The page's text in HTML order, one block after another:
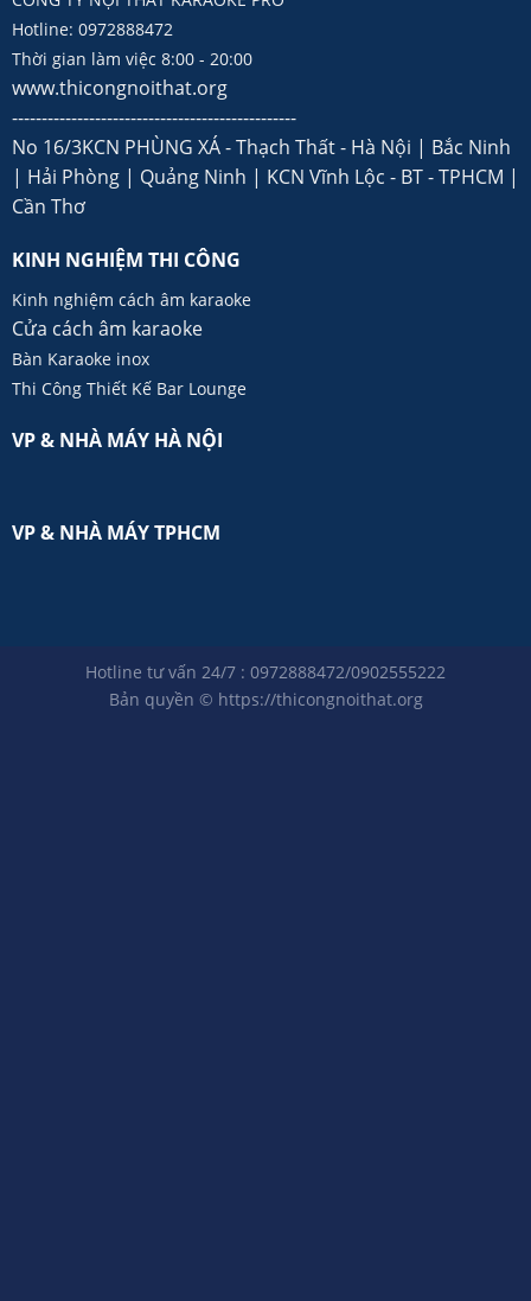
Hotline: 0972888472
Thời gian làm việc 8:00 - 20:00
www.thicongnoithat.org
------------------------------------------------
No 16/3KCN PHÙNG XÁ - Thạch Thất - Hà Nội | Bắc Ninh
| Hải Phòng | Quảng Ninh | KCN Vĩnh Lộc - BT - TPHCM |
Cần Thơ
KINH NGHIỆM THI CÔNG
Kinh nghiệm cách âm karaoke
Cửa cách âm karaoke
Bàn Karaoke inox
Thi Công Thiết Kế Bar Lounge
VP & NHÀ MÁY HÀ NỘI
VP & NHÀ MÁY TPHCM
Hotline tư vấn 24/7 : 0972888472/0902555222
Bản quyền © https://thicongnoithat.org